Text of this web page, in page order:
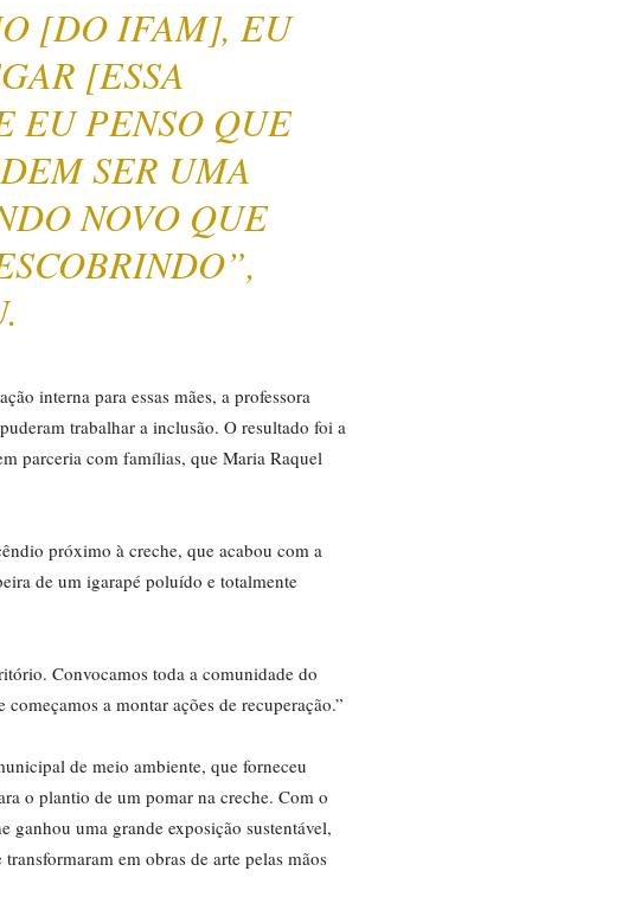
[DO IFAM], EU
[ESSA
EU PENSO QUE
SER UMA
NOVO QUE
interna para essas mães, a professora
trabalhar a inclusão. O resultado foi a
parceria com famílias, que Maria Raquel
próximo à creche, que acabou com a
de um igarapé poluído e totalmente
Convocamos toda a comunidade do
a montar ações de recuperação.”
de meio ambiente, que forneceu
o plantio de um pomar na creche. Com o
ganhou uma grande exposição sustentável,
em obras de arte pelas mãos